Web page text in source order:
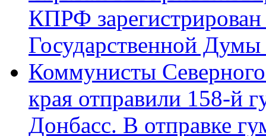
КПРФ
Государственной
Коммунисты Северного
края отправили 158-й
Донбасс. В отправке